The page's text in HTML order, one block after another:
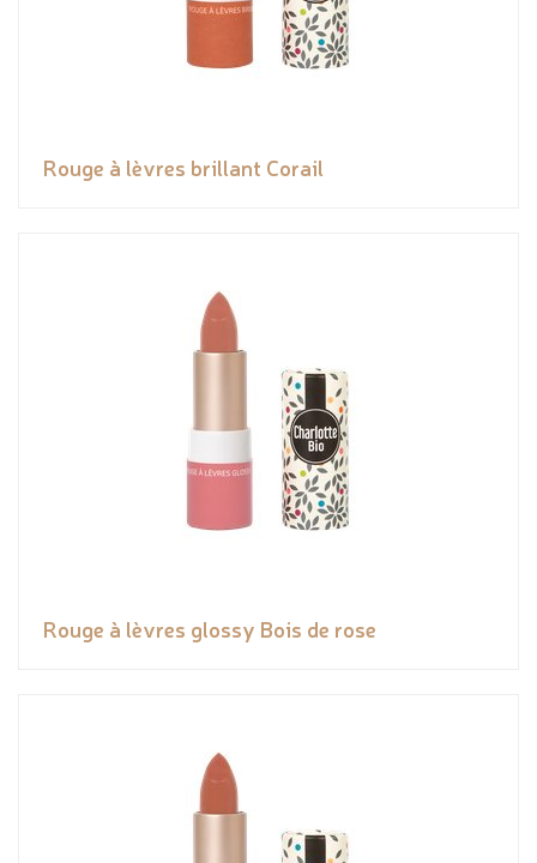
Rouge à lèvres brillant Corail
Rouge à lèvres glossy Bois de rose